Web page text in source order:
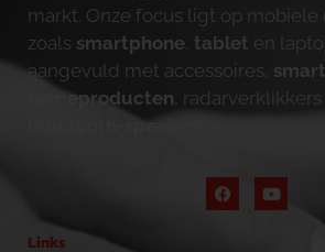
markt. Onze focus ligt op mobiele
zoals smartphone tablet en
aangevuld met accessoires,
homeproducten ,
bluetooth-speakers
Links